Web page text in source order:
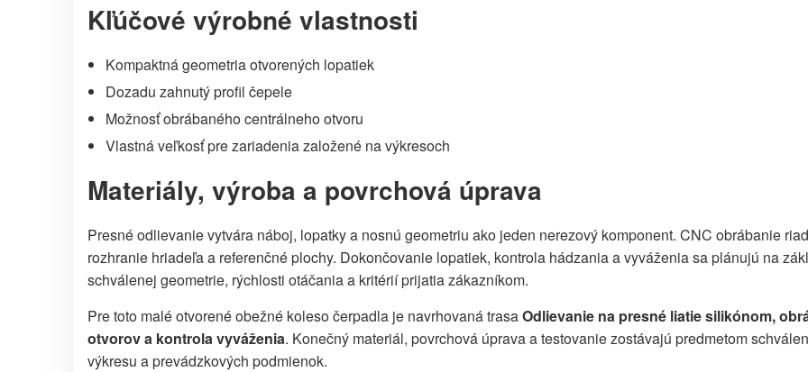
Kľúčové výrobné vlastnosti
Kompaktná geometria otvorených lopatiek
Dozadu zahnutý profil čepele
Možnosť obrábaného centrálneho otvoru
Vlastná veľkosť pre zariadenia založené na výkresoch
Materiály, výroba a povrchová úprava
Presné odlievanie vytvára náboj, lopatky a nosnú geometriu ako jeden nerezový komponent. CNC obrábanie
rozhranie hriadeľa a referenčné plochy. Dokončovanie lopatiek, kontrola hádzania a vyváženia sa plánujú na
schválenej geometrie, rýchlosti otáčania a kritérií prijatia zákazníkom.
Pre toto malé otvorené obežné koleso čerpadla je navrhovaná trasaOdlievanie na presné liatie silikónom,
otvorov a kontrola vyváženia. Konečný materiál, povrchová úprava a testovanie zostávajú predmetom
výkresu a prevádzkových podmienok.